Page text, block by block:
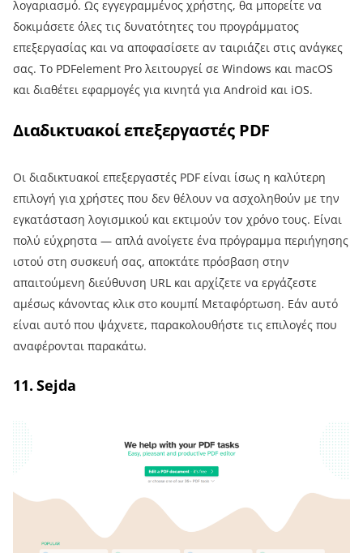
λογαριασμό. Ως εγγεγραμμένος χρήστης, θα μπορείτε να
δοκιμάσετε όλες τις δυνατότητες του προγράμματος
επεξεργασίας και να αποφασίσετε αν ταιριάζει στις ανάγκες
σας. Το PDFelement Pro λειτουργεί σε Windows και macOS
και διαθέτει εφαρμογές για κινητά για Android και iOS.
Διαδικτυακοί επεξεργαστές PDF
Οι διαδικτυακοί επεξεργαστές PDF είναι ίσως η καλύτερη
επιλογή για χρήστες που δεν θέλουν να ασχοληθούν με την
εγκατάσταση λογισμικού και εκτιμούν τον χρόνο τους. Είναι
πολύ εύχρηστα — απλά ανοίγετε ένα πρόγραμμα περιήγησης
ιστού στη συσκευή σας, αποκτάτε πρόσβαση στην
απαιτούμενη διεύθυνση URL και αρχίζετε να εργάζεστε
αμέσως κάνοντας κλικ στο κουμπί Μεταφόρτωση. Εάν αυτό
είναι αυτό που ψάχνετε, παρακολουθήστε τις επιλογές που
αναφέρονται παρακάτω.
11. Sejda